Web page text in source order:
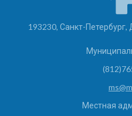
193230, Санкт-
Местная